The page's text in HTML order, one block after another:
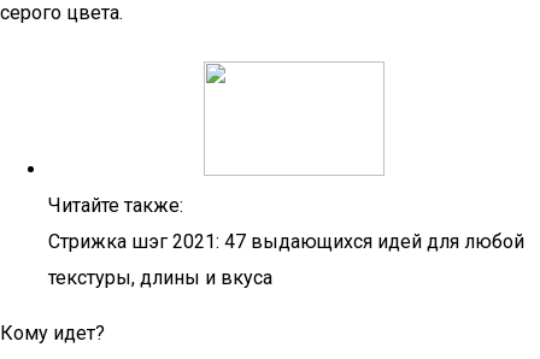
серого цвета.
Читайте также:
Стрижка шэг 2021: 47 выдающихся идей для любой
текстуры, длины и вкуса
Кому идет?